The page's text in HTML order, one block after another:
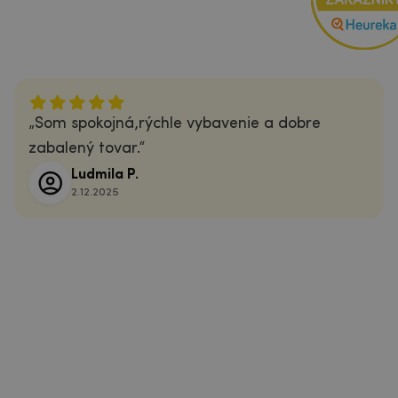
Som spokojná,rýchle vybavenie a dobre
zabalený tovar.
Ludmila P.
2.12.2025